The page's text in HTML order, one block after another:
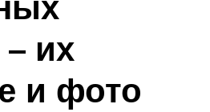
их
и фото